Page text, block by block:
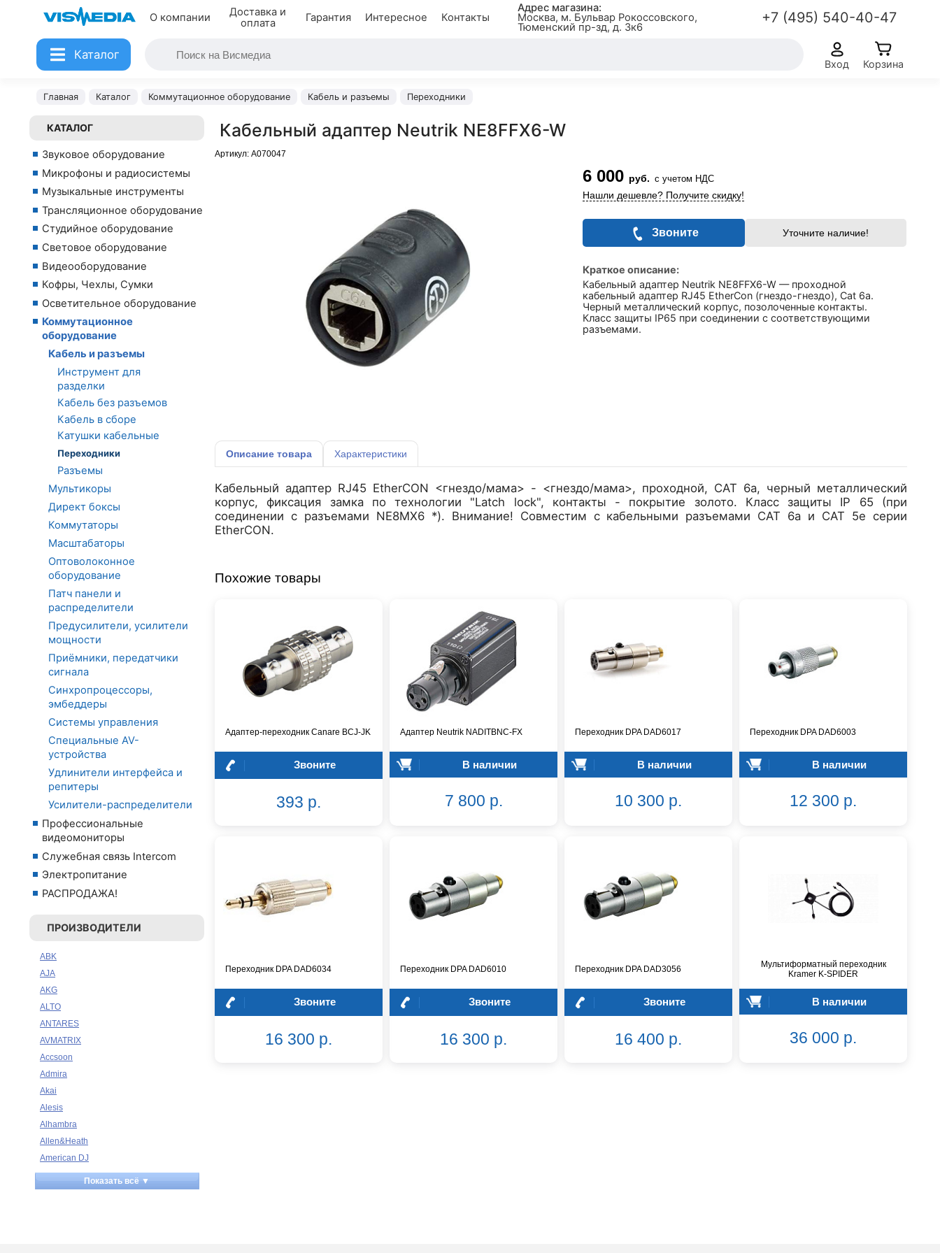
О компании
Доставка и
оплата
Гарантия Интересное Контакты
Адрес магазина:
Москва, м. Бульвар Рокоссовского,
Тюменский пр-зд, д. 3к6
+7 (495) 540-40-47
Каталог
Вход Корзина
Главная Каталог Коммутационное оборудование Кабель и разъемы Переходники
КАТАЛОГ
Звуковое оборудование
Микрофоны и радиосистемы
Музыкальные инструменты
Трансляционное оборудование
Студийное оборудование
Световое оборудование
Видеооборудование
Кофры, Чехлы, Сумки
Осветительное оборудование
Коммутационное
оборудование
Кабель и разъемы
Инструмент для
разделки
Кабель без разъемов
Кабель в сборе
Катушки кабельные
Переходники
Разъемы
Мультикоры
Директ боксы
Коммутаторы
Масштабаторы
Оптоволоконное
оборудование
Патч панели и
распределители
Предусилители, усилители
мощности
Приёмники, передатчики
сигнала
Синхропроцессоры,
эмбеддеры
Системы управления
Специальные AV-
устройства
Удлинители интерфейса и
репитеры
Усилители-распределители
Профессиональные
видеомониторы
Служебная связь Intercom
Электропитание
РАСПРОДАЖА!
ПРОИЗВОДИТЕЛИ
ABK
AJA
AKG
ALTO
ANTARES
AVMATRIX
Accsoon
Admira
Akai
Alesis
Alhambra
Allen&Heath
American DJ
Ampeg
Apart
Показать всё ▼
Кабельный адаптер Neutrik NE8FFX6-W
Артикул: A070047
6 000 руб. с учетом НДС
Нашли дешевле? Получите скидку!
Звоните Уточните наличие!
Краткое описание:
Кабельный адаптер Neutrik NE8FFX6-W — проходной
кабельный адаптер RJ45 EtherCon (гнездо-гнездо), Cat 6a.
Черный металлический корпус, позолоченные контакты.
Класс защиты IP65 при соединении с соответствующими
разъемами.
Описание товара Характеристики
Кабельный адаптер RJ45 EtherCON <гнездо/мама> - <гнездо/мама>, проходной, CAT 6a, черный металлический
корпус, фиксация замка по технологии "Latch lock", контакты - покрытие золото. Класс защиты IP 65 (при
соединении с разъемами NE8MX6 *). Внимание! Совместим с кабельными разъемами CAT 6a и CAT 5e серии
EtherCON.
Похожие товары
Адаптер-переходник Canare BCJ-JK
Звоните
393 р.
Адаптер Neutrik NADITBNC-FX
В наличии
7 800 р.
Переходник DPA DAD6017
В наличии
10 300 р.
Переходник DPA DAD6003
В наличии
12 300 р.
Переходник DPA DAD6034
Звоните
16 300 р.
Переходник DPA DAD6010
Звоните
16 300 р.
Переходник DPA DAD3056
Звоните
16 400 р.
Мультиформатный переходник
Kramer K-SPIDER
В наличии
36 000 р.